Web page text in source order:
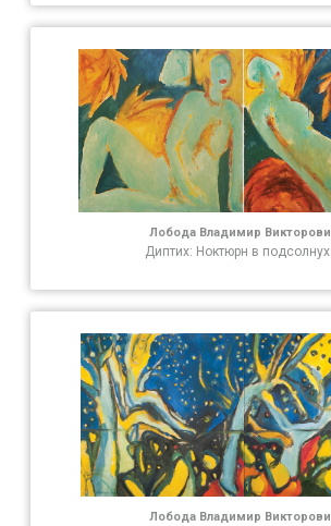
Лобода Владимир
Диптих: Ноктюрн в
Лобода Владимир